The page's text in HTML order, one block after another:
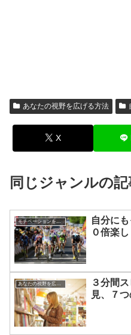
あなたの視野を広げる方法
X
同じジャンルの記
モチベーションを上げる方法
自分に
０倍楽
あなたの視野を広げる方法
３分間
見、７